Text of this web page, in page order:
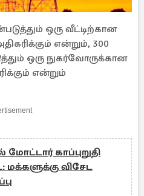
ஒரு வீட்டிற்கான
என்றும், 300
ஒரு நுகர்வோருக்கான
என்றும்
மோட்டார் காப்புறுதி
விசேட